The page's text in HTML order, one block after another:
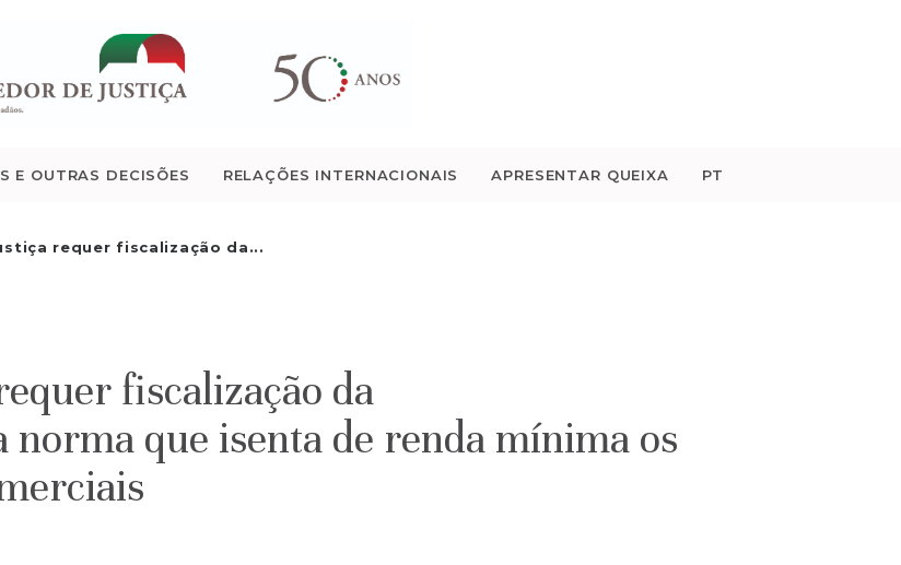
E OUTRAS DECISÕES RELAÇÕES INTERNACIONAIS APRESENTAR QUEIXA PT
requer fiscalização da...
SOMOS
E
QUEIXA
fiscalização da
que isenta de renda mínima os